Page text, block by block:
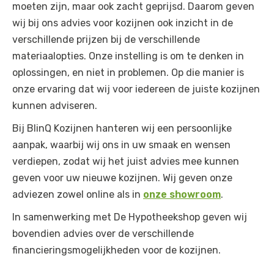
moeten zijn, maar ook zacht geprijsd. Daarom geven
wij bij ons advies voor kozijnen ook inzicht in de
verschillende prijzen bij de verschillende
materiaalopties. Onze instelling is om te denken in
oplossingen, en niet in problemen. Op die manier is
onze ervaring dat wij voor iedereen de juiste kozijnen
kunnen adviseren.
Bij BlinQ Kozijnen hanteren wij een persoonlijke
aanpak, waarbij wij ons in uw smaak en wensen
verdiepen, zodat wij het juist advies mee kunnen
geven voor uw nieuwe kozijnen. Wij geven onze
adviezen zowel online als in onze showroom.
In samenwerking met De Hypotheekshop geven wij
bovendien advies over de verschillende
financieringsmogelijkheden voor de kozijnen.